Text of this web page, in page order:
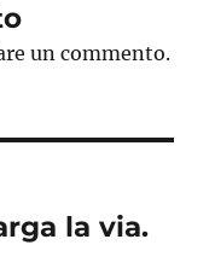
un commento.
la via.